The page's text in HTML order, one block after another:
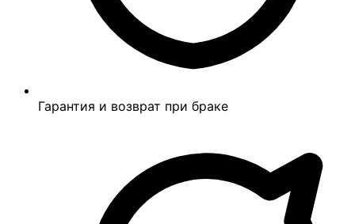
Гарантия и возврат при браке